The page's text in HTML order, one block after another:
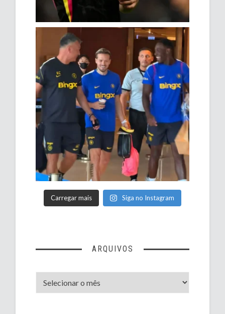
Carregar mais Siga no Instagram
ARQUIVOS